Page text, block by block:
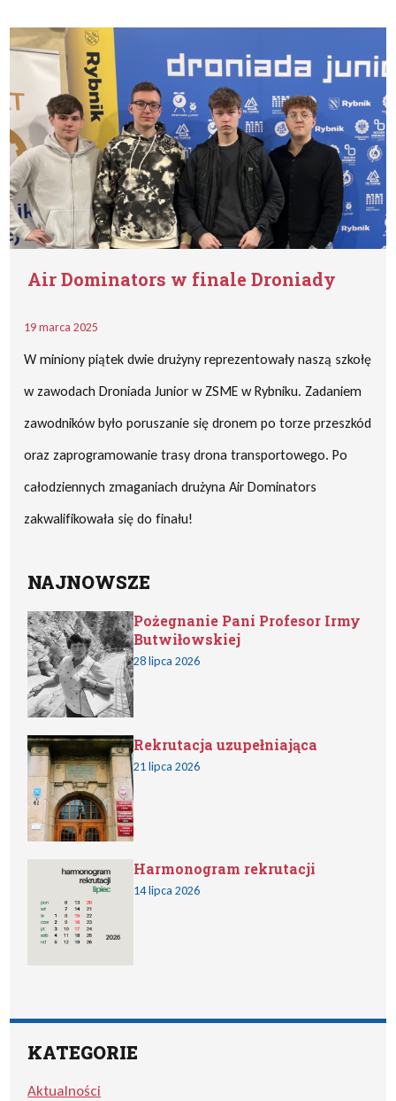
Air Dominators w finale Droniady
19 marca 2025
W miniony piątek dwie drużyny reprezentowały naszą szkołę
w zawodach Droniada Junior w ZSME w Rybniku. Zadaniem
zawodników było poruszanie się dronem po torze przeszkód
oraz zaprogramowanie trasy drona transportowego. Po
całodziennych zmaganiach drużyna Air Dominators
zakwalifikowała się do finału!
NAJNOWSZE
Pożegnanie Pani Profesor Irmy
Butwiłowskiej
28 lipca 2026
Rekrutacja uzupełniająca
21 lipca 2026
Harmonogram rekrutacji
14 lipca 2026
KATEGORIE
Aktualności